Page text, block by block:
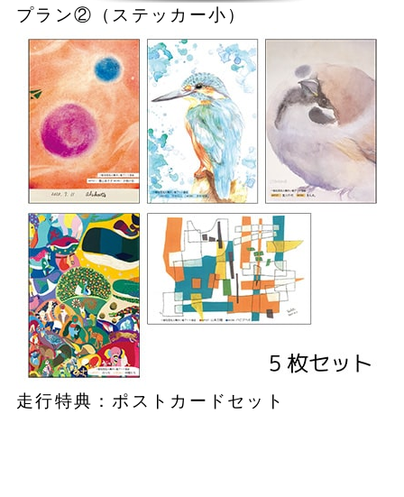
プラン②（ステッカー小）
走行特典：ポストカードセット